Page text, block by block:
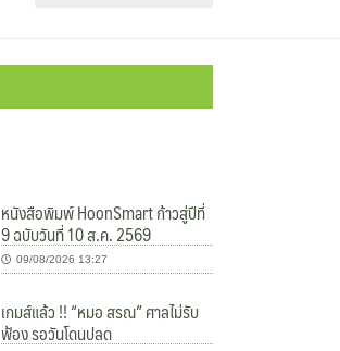
หนังสือพิมพ์ HoonSmart ก้าวสู่ปีที่
9 ฉบับวันที่ 10 ส.ค. 2569
09/08/2026 13:27
เกมส์แล้ว !! “หมอ สรณ” ศาลไม่รับ
ฟ้อง รอวันโดนปลด